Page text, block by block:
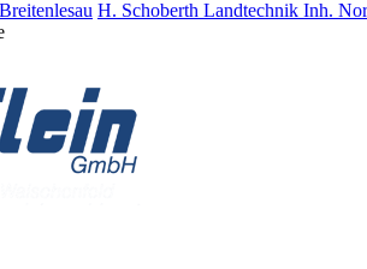
H. Schoberth Land­tech­nik Inh.